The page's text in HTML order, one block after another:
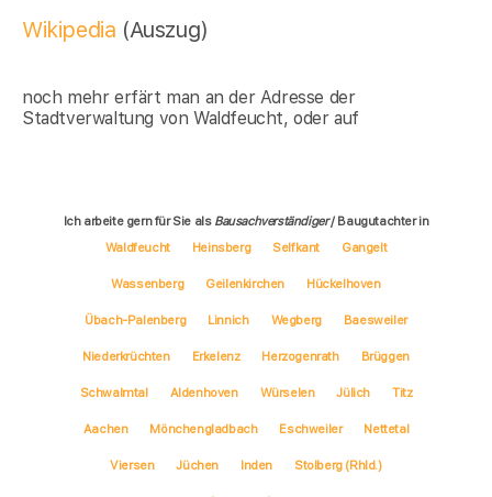
Wikipedia (Auszug)
noch mehr erfärt man an der Adresse der
Stadtverwaltung von Waldfeucht, oder auf
Ich arbeite gern für Sie als Bausachverständiger/ Baugutachter in
Waldfeucht
Heinsberg Selfkant Gangelt
Wassenberg Geilenkirchen Hückelhoven
Übach-Palenberg Linnich Wegberg Baesweiler
Niederkrüchten Erkelenz Herzogenrath Brüggen
Schwalmtal Aldenhoven Würselen Jülich Titz
Aachen Mönchengladbach Eschweiler Nettetal
Viersen Jüchen Inden Stolberg (Rhld.)